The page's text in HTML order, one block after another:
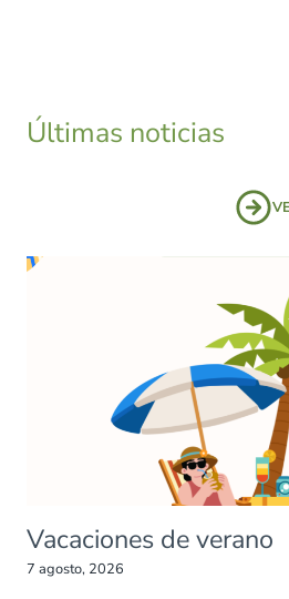
Últimas noticias
Vacaciones de verano
7 agosto, 2026